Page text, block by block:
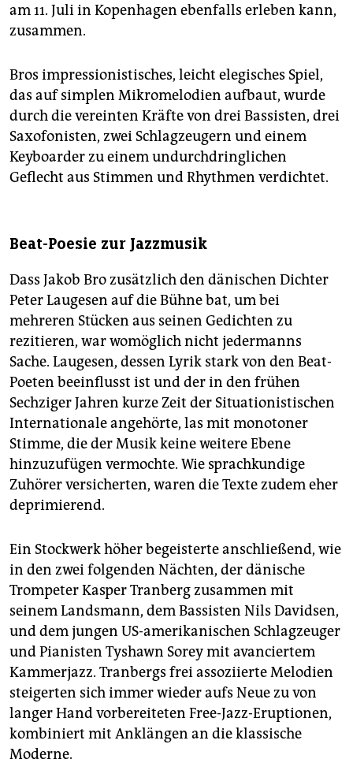
am 11. Juli in Kopenhagen ebenfalls erleben kann,
zusammen.
Bros impressionistisches, leicht elegisches Spiel,
das auf simplen Mikromelodien aufbaut, wurde
durch die vereinten Kräfte von drei Bassisten, drei
Saxofonisten, zwei Schlagzeugern und einem
Keyboarder zu einem undurchdringlichen
Geflecht aus Stimmen und Rhythmen verdichtet.
Beat-Poesie zur Jazzmusik
Dass Jakob Bro zusätzlich den dänischen Dichter
Peter Laugesen auf die Bühne bat, um bei
mehreren Stücken aus seinen Gedichten zu
rezitieren, war womöglich nicht jedermanns
Sache. Laugesen, dessen Lyrik stark von den Beat-
Poeten beeinflusst ist und der in den frühen
Sechziger Jahren kurze Zeit der Situationistischen
Internationale angehörte, las mit monotoner
Stimme, die der Musik keine weitere Ebene
hinzuzufügen vermochte. Wie sprachkundige
Zuhörer versicherten, waren die Texte zudem eher
deprimierend.
Ein Stockwerk höher begeisterte anschließend, wie
in den zwei folgenden Nächten, der dänische
Trompeter Kasper Tranberg zusammen mit
seinem Landsmann, dem Bassisten Nils Davidsen,
und dem jungen US-amerikanischen Schlagzeuger
und Pianisten Tyshawn Sorey mit avanciertem
Kammerjazz. Tranbergs frei assoziierte Melodien
steigerten sich immer wieder aufs Neue zu von
langer Hand vorbereiteten Free-Jazz-Eruptionen,
kombiniert mit Anklängen an die klassische
Moderne.